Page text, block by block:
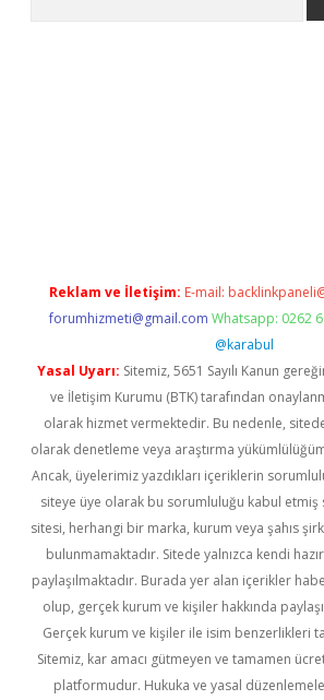
Reklam ve İletişim: E-mail:
forumhizmeti@gmail.com Whatsapp: 0262
@karabul
Yasal Uyarı: Sitemiz, 5651 Sayılı Kanun
ve İletişim Kurumu (BTK) tarafından
olarak hizmet vermektedir. Bu nedenle,
olarak denetleme veya araştırma
Ancak, üyelerimiz yazdıkları içeriklerin
siteye üye olarak bu sorumluluğu kabul etmiş
sitesi, herhangi bir marka, kurum veya şahıs
bulunmamaktadır. Sitede yalnızca kendi
paylaşılmaktadır. Burada yer alan içerikler
olup, gerçek kurum ve kişiler hakkında
Gerçek kurum ve kişiler ile isim benzerlikleri
Sitemiz, kar amacı gütmeyen ve tamamen
platformudur. Hukuka ve yasal